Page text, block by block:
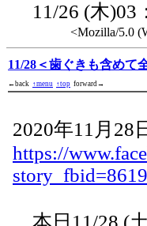
11/26 (木)03
<Mozilla/5.0
11/28＜歯ぐきも含めて
←back ↑menu ↑top forward→
2020年11月28
https://